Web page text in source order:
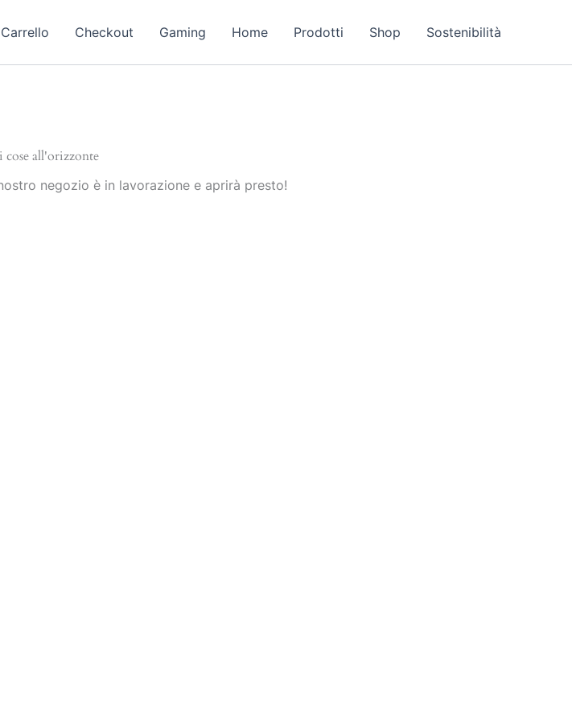
Carrello Checkout Gaming Home Prodotti Shop Sostenibilità
cose all'orizzonte
negozio è in lavorazione e aprirà presto!